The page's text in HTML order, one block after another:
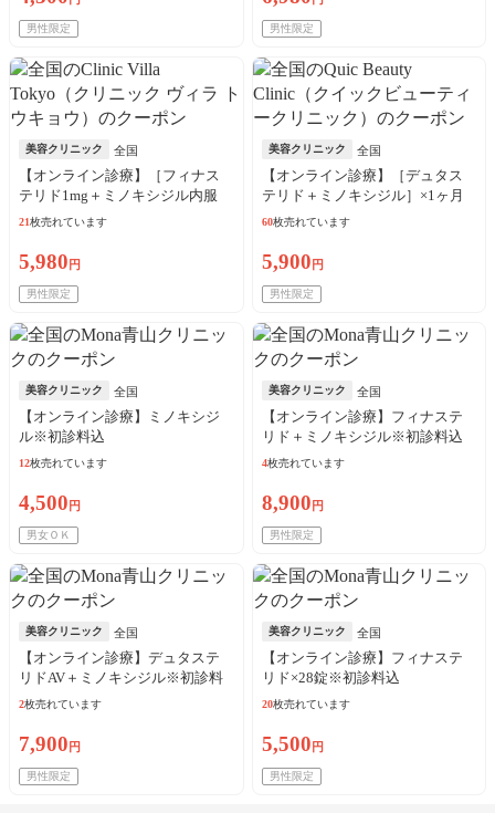
男性限定 男性限定
美容クリニック 全国
【オンライン診療】［フィナス
テリド1mg＋ミノキシジル内服
5mg］×28錠
21枚売れています
5,980 円
男性限定
美容クリニック 全国
【オンライン診療】［デュタス
テリド＋ミノキシジル］×1ヶ月
※初診料・送料込
60枚売れています
5,900 円
男性限定
美容クリニック 全国
【オンライン診療】ミノキシジ
ル※初診料込
12枚売れています
4,500 円
男女ＯＫ
美容クリニック 全国
【オンライン診療】フィナステ
リド＋ミノキシジル※初診料込
4枚売れています
8,900 円
男性限定
美容クリニック 全国
【オンライン診療】デュタステ
リドAV＋ミノキシジル※初診料
込
2枚売れています
7,900 円
男性限定
美容クリニック 全国
【オンライン診療】フィナステ
リド×28錠※初診料込
20枚売れています
5,500 円
男性限定